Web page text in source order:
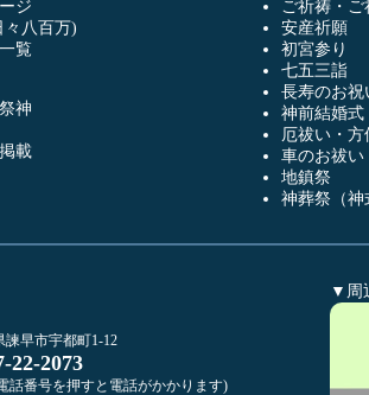
ジ
々八百万)
覧
神
載
ご祈祷・
安産祈願
初宮参り
七五三詣
長寿のお祝
神前結婚式
厄祓い・方
車のお祓い
地鎮祭
神葬祭（神
諫早市宇都町1-12
22-2073
話番号を押すと電話がかかります)
▼周